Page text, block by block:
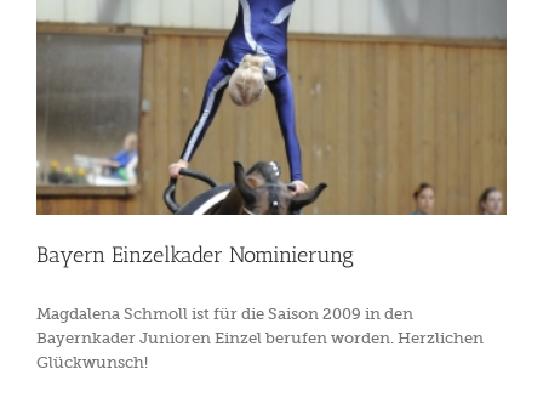
Bayern Einzelkader Nominierung
Magdalena Schmoll ist für die Saison 2009 in den
Bayernkader Junioren Einzel berufen worden. Herzlichen
Glückwunsch!